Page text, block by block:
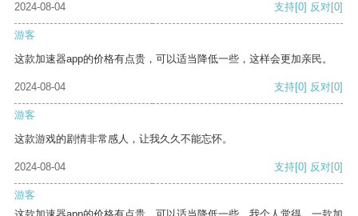
2024-08-04 支持[0] 反对[0]
游客
这款加速器app的价格有点贵，可以适当降低一些，这样会更加亲民。
2024-08-04 支持[0] 反对[0]
游客
这款游戏的剧情非常感人，让我久久不能忘怀。
2024-08-04 支持[0] 反对[0]
游客